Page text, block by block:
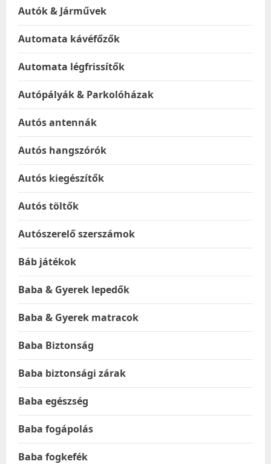
Autók & Járművek
Automata kávéfőzők
Automata légfrissítők
Autópályák & Parkolóházak
Autós antennák
Autós hangszórók
Autós kiegészítők
Autós töltők
Autószerelő szerszámok
Báb játékok
Baba & Gyerek lepedők
Baba & Gyerek matracok
Baba Biztonság
Baba biztonsági zárak
Baba egészség
Baba fogápolás
Baba fogkefék